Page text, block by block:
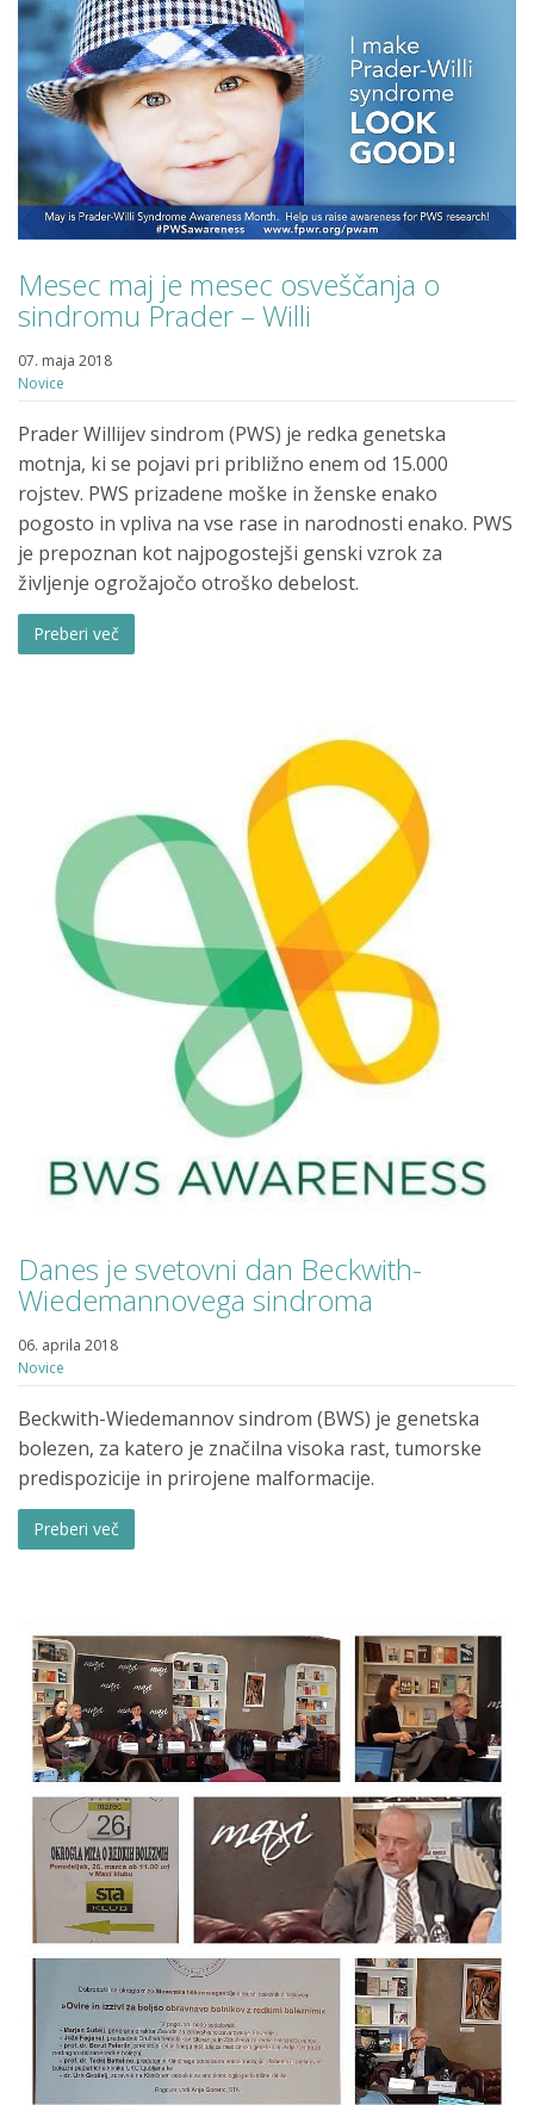
Mesec maj je mesec osveščanja o
sindromu Prader – Willi
07. maja 2018
Novice
Prader Willijev sindrom (PWS) je redka genetska
motnja, ki se pojavi pri približno enem od 15.000
rojstev. PWS prizadene moške in ženske enako
pogosto in vpliva na vse rase in narodnosti enako. PWS
je prepoznan kot najpogostejši genski vzrok za
življenje ogrožajočo otroško debelost.
Preberi več
Danes je svetovni dan Beckwith-
Wiedemannovega sindroma
06. aprila 2018
Novice
Beckwith-Wiedemannov sindrom (BWS) je genetska
bolezen, za katero je značilna visoka rast, tumorske
predispozicije in prirojene malformacije.
Preberi več